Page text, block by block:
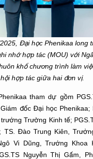
Đại học Phenikaa long
nhớ hợp tác (MOU) với
khổ chương trình làm
hội hợp tác giữa hai đơn vị.
tham dự gồm
đốc Đại học Phenikaa;
Trường Kinh tế;
TS. Đào Trung Kiên,
Vi Dũng, Trưởng Khoa
Nguyễn Thị Gấm,